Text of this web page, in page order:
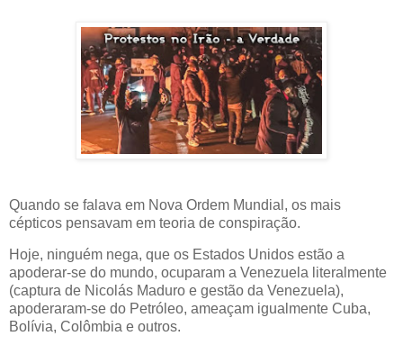
Quando se falava em Nova Ordem Mundial, os mais
cépticos pensavam em teoria de conspiração.
Hoje, ninguém nega, que os Estados Unidos estão a
apoderar-se do mundo, ocuparam a Venezuela literalmente
(captura de Nicolás Maduro e gestão da Venezuela),
apoderaram-se do Petróleo, ameaçam igualmente Cuba,
Bolívia, Colômbia e outros.